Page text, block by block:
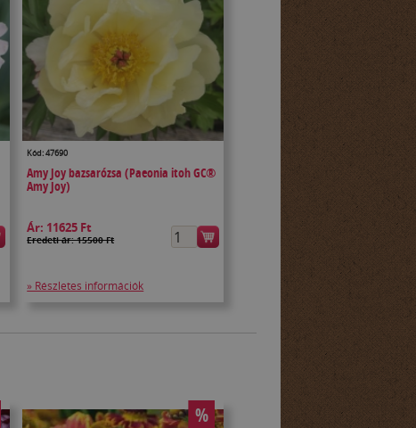
Kód: 47690
Amy Joy bazsarózsa (Paeonia itoh GC®
Amy Joy)
Ár: 11625 Ft
Eredeti ár: 15500 Ft
» Részletes információk
%